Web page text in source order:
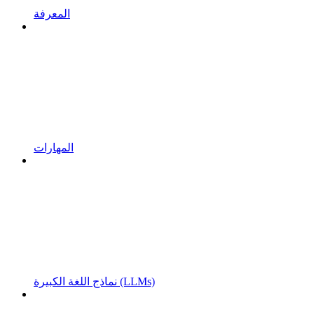
المعرفة
المهارات
نماذج اللغة الكبيرة (LLMs)